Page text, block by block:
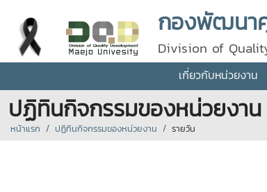
กองพัฒนา
Division of
เกี่ยวกับหน่วยงาน
ปฏิทินกิจกรรมของหน่วยงาน
หน้าแรก ปฏิทินกิจกรรมของหน่วยงาน รายวัน